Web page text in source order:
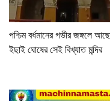
পশ্চিম বর্ধমানের গভীর জঙ্গলে আছে
ইছাই ঘোষের সেই বিখ্যাত মন্দির